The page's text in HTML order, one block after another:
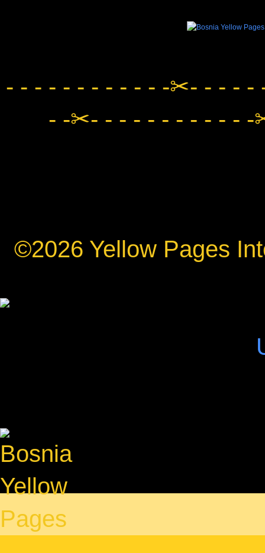
- - - - - - - - - - - -✂- - - -
- -✂- - - - - - - - - - - -
©2026 Yellow Pages